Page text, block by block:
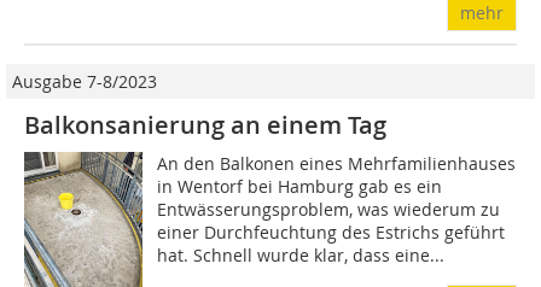
mehr
Ausgabe 7-8/2023
Balkonsanierung an einem Tag
An den Balkonen eines Mehrfamilienhauses
in Wentorf bei Hamburg gab es ein
Entwässerungsproblem, was wiederum zu
einer Durchfeuchtung des Estrichs geführt
hat. Schnell wurde klar, dass eine...